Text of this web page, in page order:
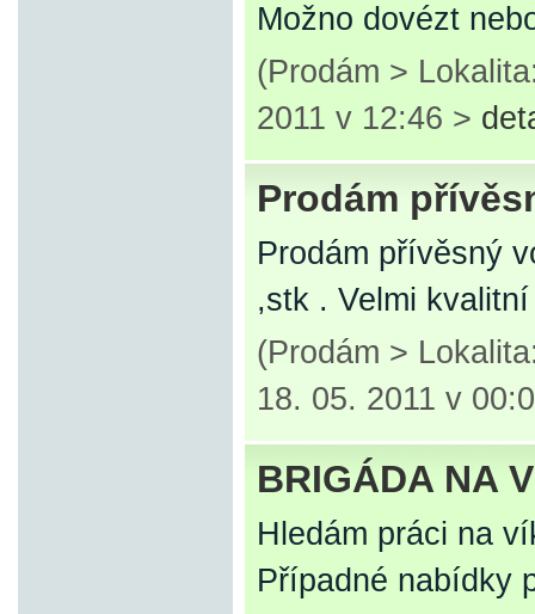
Možno dovézt
(Prodám >
2011 v 12:46 >
Prodám
Prodám přívěsný
,stk . Velmi
(Prodám >
18. 05. 2011 v
BRIGÁDA NA
Hledám práci na
Případné nabídky